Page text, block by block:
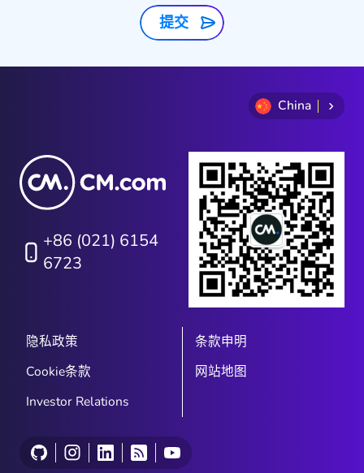
提交
China
+86 (021) 6154
6723
隐私政策
条款申明
Cookie条款
网站地图
Investor Relations